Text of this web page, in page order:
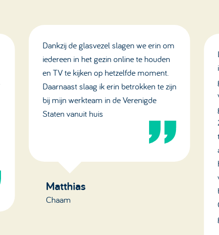
Dankzij de glasvezel slagen we erin om
iedereen in het gezin online te houden
en TV te kijken op hetzelfde moment.
Daarnaast slaag ik erin betrokken te zijn
bij mijn werkteam in de Verenigde
Staten vanuit huis
Matthias
Chaam